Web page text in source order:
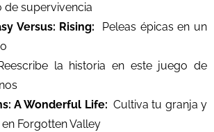
de supervivencia
Versus: Rising:
Peleas épicas en un
la historia en este juego de
A Wonderful Life: Cultiva tu granja y
Forgotten Valley